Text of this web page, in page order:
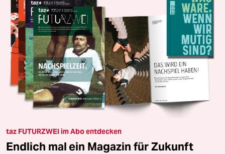
taz FUTURZWEI im Abo entdecken
Endlich mal ein Magazin für Zukunft